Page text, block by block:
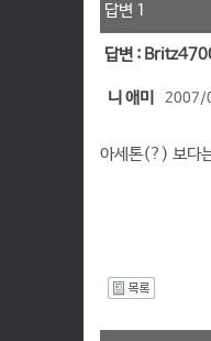
답변 1
답변 :
니 애미 2007/
아세톤(?) 보다